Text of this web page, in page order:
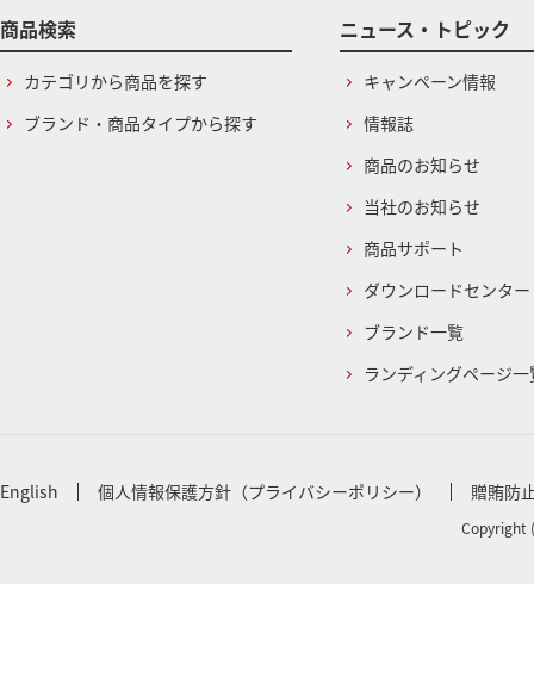
商品検索
カテゴリから商品を探す
ブランド・商品タイプから探す
ニュース・トピック
キャンペーン情報
情報誌
商品のお知らせ
当社のお知らせ
商品サポート
ダウンロードセンター
ブランド一覧
ランディングページ一
English 個人情報保護方針（プライバシーポリシー） 贈賄防
Copyright